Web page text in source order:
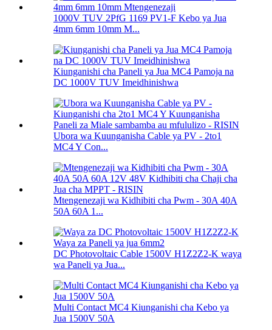
1000V TUV 2PfG 1169 PV1-F Kebo ya Jua
4mm 6mm 10mm M...
Kiunganishi cha Paneli ya Jua MC4 Pamoja na
DC 1000V TUV Imeidhinishwa
Ubora wa Kuunganisha Cable ya PV - 2to1
MC4 Y Con...
Mtengenezaji wa Kidhibiti cha Pwm - 30A 40A
50A 60A 1...
DC Photovoltaic Cable 1500V H1Z2Z2-K waya
wa Paneli ya Jua...
Multi Contact MC4 Kiunganishi cha Kebo ya
Jua 1500V 50A